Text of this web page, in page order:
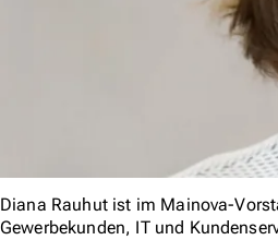
Diana Rauhut ist im Mainova-
Gewerbekunden, IT und